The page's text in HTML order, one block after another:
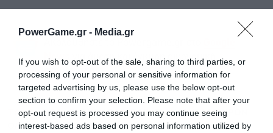
PowerGame.gr - Media.gr
If you wish to opt-out of the sale, sharing to third parties, or
processing of your personal or sensitive information for
targeted advertising by us, please use the below opt-out
section to confirm your selection. Please note that after your
opt-out request is processed you may continue seeing
interest-based ads based on personal information utilized by
News
για άμεση και έγκυρη οικονομική
ενημέρωση!
TAGS: ΒΟΛΦΓΚΑΝΓΚ ΣΟΙΜΠΛΕ ΕΜΑΝΟΥΕΛ ΜΑΚΡΟΝ
ΟΛΑΦ ΣΟΛΤΣ ΟΥΚΡΑΝΙΑ